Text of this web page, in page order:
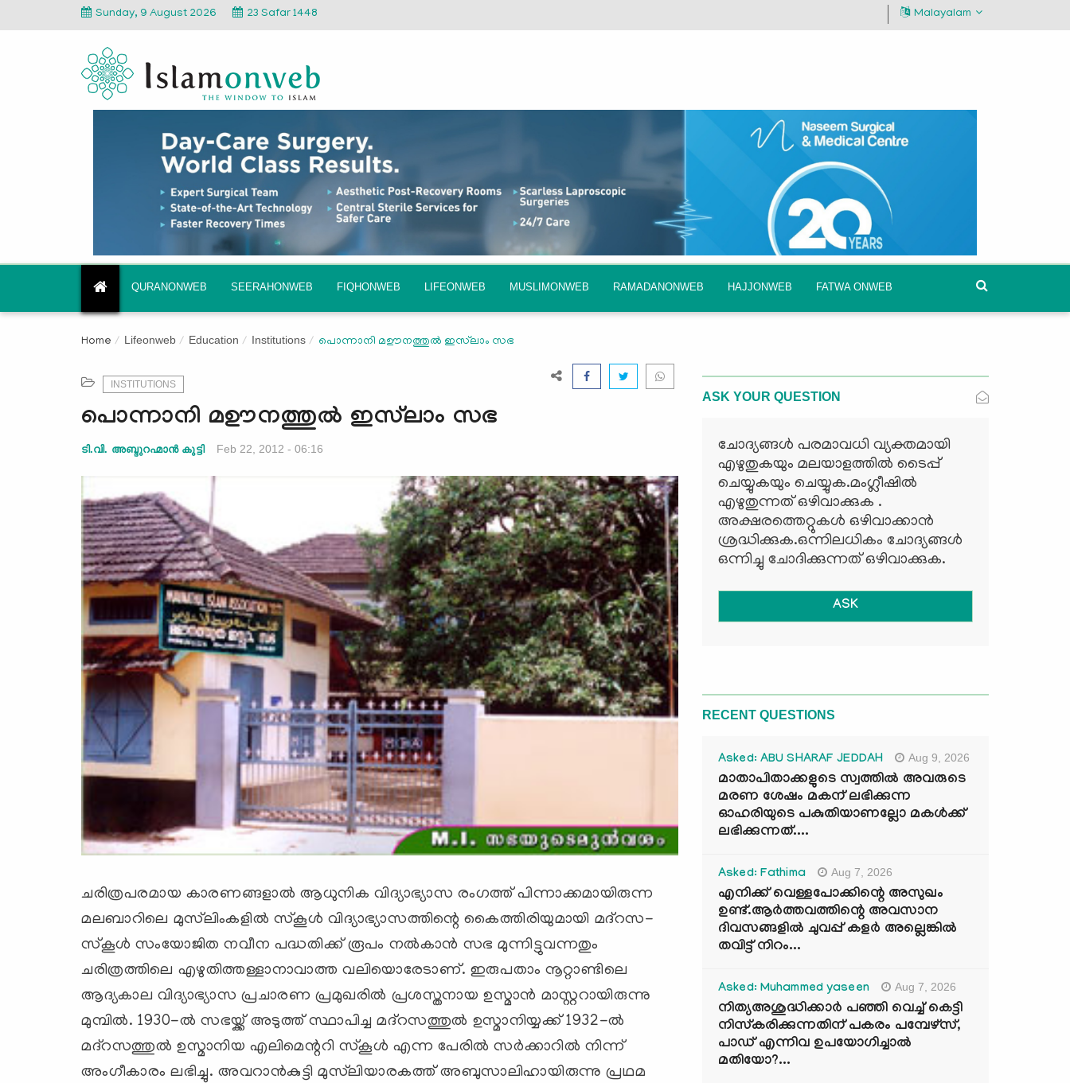
Sunday, 9 August 2026 23 Safar 1448 Malayalam
QURANONWEB SEERAHONWEB FIQHONWEB LIFEONWEB MUSLIMONWEB RAMADANONWEB HAJJONWEB FATWA ONWEB
Home Lifeonweb Education Institutions പൊന്നാനി മഊനത്തുല്‍ ഇസ്‌ലാം സഭ
INSTITUTIONS
പൊന്നാനി മഊനത്തുല്‍ ഇസ്‌ലാം സഭ
ടി.വി. അബ്ദുറഹ്മാന്‍ കുട്ടി Feb 22, 2012 - 06:16
ചരിത്രപരമായ കാരണങ്ങളാല്‍ ആധുനിക വിദ്യാഭ്യാസ രംഗത്ത് പിന്നാക്കമായിരുന്ന
മലബാറിലെ മുസ്‌ലിംകളില്‍ സ്‌കൂള്‍ വിദ്യാഭ്യാസത്തിന്റെ കൈത്തിരിയുമായി മദ്‌റസ-
സ്‌കൂള്‍ സംയോജിത നവീന പദ്ധതിക്ക് രൂപം നല്‍കാന്‍ സഭ മുന്നിട്ടുവന്നതും
ചരിത്രത്തിലെ എഴുതിത്തള്ളാനാവാത്ത വലിയൊരേടാണ്. ഇരുപതാം നൂറ്റാണ്ടിലെ
ആദ്യകാല വിദ്യാഭ്യാസ പ്രചാരണ പ്രമുഖരില്‍ പ്രശസ്തനായ ഉസ്മാന്‍ മാസ്റ്ററായിരുന്നു
മുമ്പില്‍. 1930-ല്‍ സഭയ്ക്ക് അടുത്ത് സ്ഥാപിച്ച മദ്‌റസത്തുല്‍ ഉസ്മാനിയ്യക്ക് 1932-ല്‍
മദ്‌റസത്തുല്‍ ഉസ്മാനിയ എലിമെന്ററി സ്‌കൂള്‍ എന്ന പേരില്‍ സര്‍ക്കാറില്‍ നിന്ന്
അംഗീകാരം ലഭിച്ചു. അവറാന്‍കുട്ടി മുസ്‌ലിയാരകത്ത് അബുസാലിഹായിരുന്നു പ്രഥമ
ASK YOUR QUESTION
ചോദ്യങ്ങള്‍ പരമാവധി വ്യക്തമായി
എഴുതുകയും മലയാളത്തില്‍ ടൈപ്പ്
ചെയ്യുകയും ചെയ്യുക.മംഗ്ലീഷില്‍
എഴുതുന്നത് ഒഴിവാക്കുക .
അക്ഷരത്തെറ്റുകള്‍ ഒഴിവാക്കാന്‍
ശ്രദ്ധിക്കുക.ഒന്നിലധികം ചോദ്യങ്ങള്‍
ഒന്നിച്ചു ചോദിക്കുന്നത് ഒഴിവാക്കുക.
ASK
RECENT QUESTIONS
Asked: ABU SHARAF JEDDAH Aug 9, 2026
മാതാപിതാക്കളുടെ സ്വത്തിൽ അവരുടെ
മരണ ശേഷം മകന് ലഭിക്കുന്ന
ഓഹരിയുടെ പകുതിയാണല്ലോ മകൾക്ക്
ലഭിക്കുന്നത്....
Asked: Fathima Aug 7, 2026
എനിക്ക് വെള്ളപോക്കിന്റെ അസുഖം
ഉണ്ട്.ആർത്തവത്തിന്റെ അവസാന
ദിവസങ്ങളിൽ ചുവപ്പ് കളർ അല്ലെങ്കിൽ
തവിട്ട് നിറം...
Asked: Muhammed yaseen Aug 7, 2026
നിത്യഅശുദ്ധിക്കാർ പഞ്ഞി വെച്ച് കെട്ടി
നിസ്കരിക്കുന്നതിന് പകരം പമ്പേഴ്സ്,
പാഡ് എന്നിവ ഉപയോഗിച്ചാൽ
മതിയോ?...